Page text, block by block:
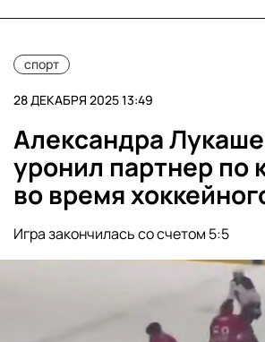
спорт
28 ДЕКАБРЯ 2025 13:49
Александра
уронил партнер по
во время
Игра закончилась со счетом 5:5